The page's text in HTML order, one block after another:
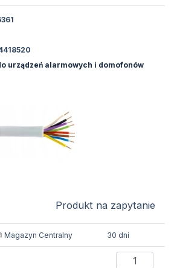
urządzeń alarmowych i domofonów
Produkt na zapytanie
Magazyn Centralny 30 dni